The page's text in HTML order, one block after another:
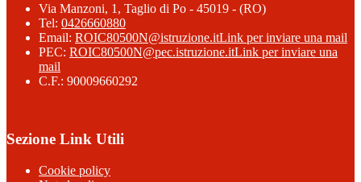
Via Manzoni, 1, Taglio di Po - 45019 - (RO)
Tel: 0426660880
Email: ROIC80500N@istruzione.itLink per inviare una mail
PEC: ROIC80500N@pec.istruzione.itLink per inviare una
mail
C.F.: 90009660292
Sezione Link Utili
Cookie policy